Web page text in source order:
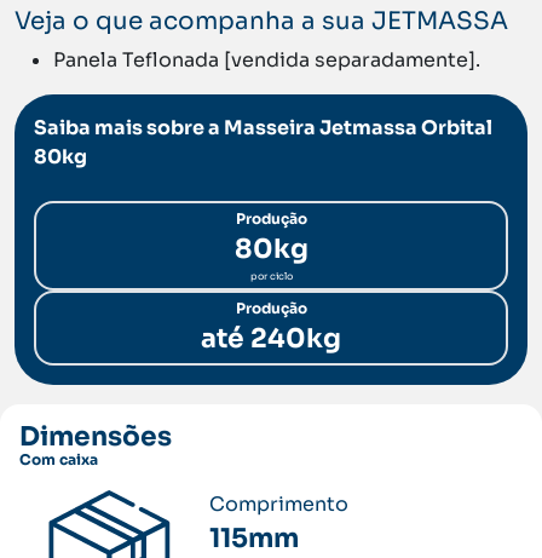
Veja o que acompanha a sua JETMASSA
Panela Teflonada [vendida separadamente].
Saiba mais sobre a Masseira Jetmassa Orbital
80kg
Produção
80kg
por ciclo
Produção
até 240kg
Dimensões
Com caixa
Comprimento
115mm